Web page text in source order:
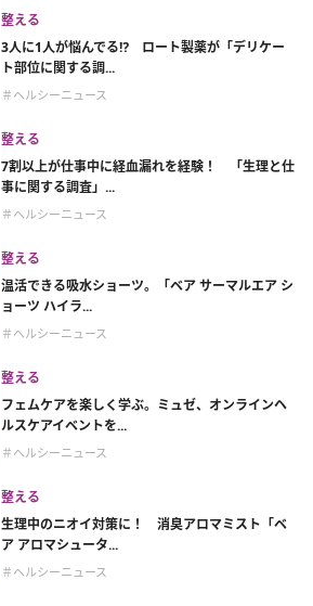
整える
3人に1人が悩んでる⁉ ロート製薬が「デリケー
ト部位に関する調...
＃ヘルシーニュース
整える
7割以上が仕事中に経血漏れを経験！ 「生理と仕
事に関する調査」...
＃ヘルシーニュース
整える
温活できる吸水ショーツ。「ベア サーマルエア シ
ョーツ ハイラ...
＃ヘルシーニュース
整える
フェムケアを楽しく学ぶ。ミュゼ、オンラインヘ
ルスケアイベントを...
＃ヘルシーニュース
整える
生理中のニオイ対策に！ 消臭アロマミスト「ベ
ア アロマシュータ...
＃ヘルシーニュース